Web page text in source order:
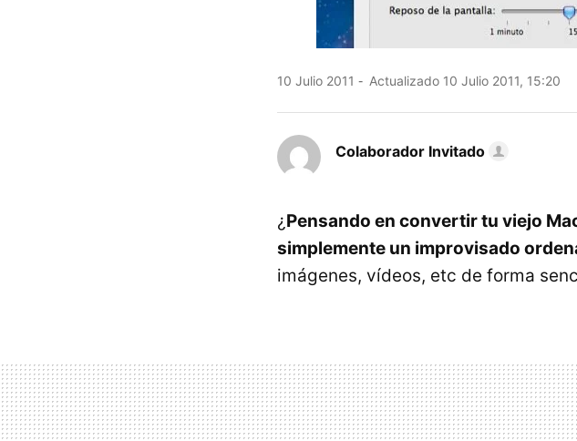
10 Julio 2011 Actualizado 10 Julio 2011, 15:20
Colaborador Invitado
¿Pensando en convertir tu viejo
simplemente un improvisado
imágenes, vídeos, etc de forma